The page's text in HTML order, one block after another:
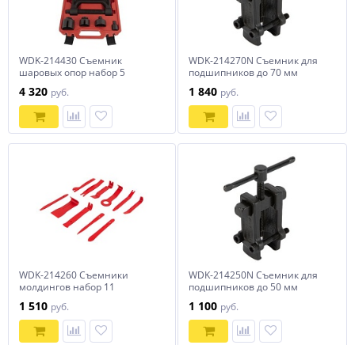
WDK-214430 Съемник
шаровых опор набор 5
4 320 руб.
WDK-214270N Съемник для
подшипников до 70 мм
1 840 руб.
WDK-214260 Съемники
молдингов набор 11
1 510 руб.
WDK-214250N Съемник для
подшипников до 50 мм
1 100 руб.